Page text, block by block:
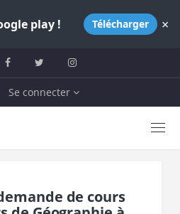
play ! Télécharger ×
Se connecter
de cours